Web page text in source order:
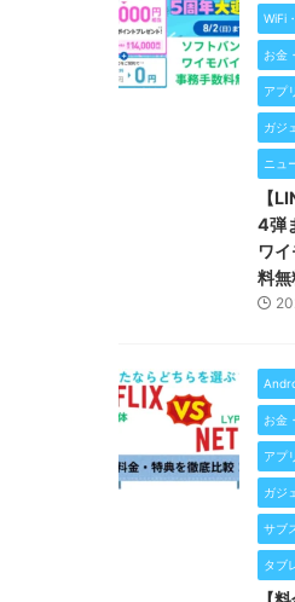
WiFi
お金
アプ
ガジ
ニュ
【
4弾
ワ
料無
お金
アプ
ガジ
サブ
タブ